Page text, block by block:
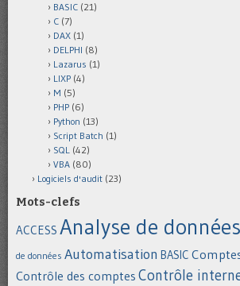
BASIC (21)
C (7)
DAX (1)
DELPHI (8)
Lazarus (1)
LIXP (4)
M (5)
PHP (6)
Python (13)
Script Batch (1)
SQL (42)
VBA (80)
Logiciels d'audit (23)
Mots-clefs
ACCESS Analyse de données
de données Automatisation BASIC
Contrôle des comptes Contrôle